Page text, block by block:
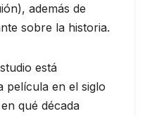
además de
sobre la historia.
está
película en el siglo
qué década